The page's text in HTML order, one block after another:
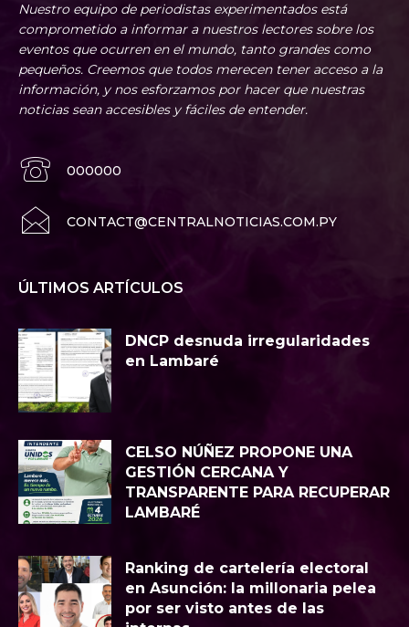
Nuestro equipo de periodistas experimentados está
comprometido a informar a nuestros lectores sobre los
eventos que ocurren en el mundo, tanto grandes como
pequeños. Creemos que todos merecen tener acceso a la
información, y nos esforzamos por hacer que nuestras
noticias sean accesibles y fáciles de entender.
000000
CONTACT@CENTRALNOTICIAS.COM.PY
ÚLTIMOS ARTÍCULOS
DNCP desnuda irregularidades
en Lambaré
CELSO NÚÑEZ PROPONE UNA
GESTIÓN CERCANA Y
TRANSPARENTE PARA RECUPERAR
LAMBARÉ
Ranking de cartelería electoral
en Asunción: la millonaria pelea
por ser visto antes de las